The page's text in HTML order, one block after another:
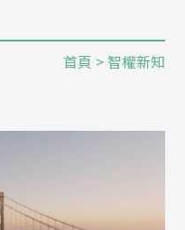
首頁 > 智權新知